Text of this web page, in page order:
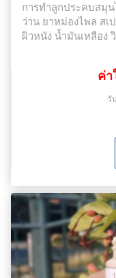
การทำลูกประคบสมุ
ว่าน ยาหม่องไพล สเ
ผิวหนัง น้ำมันเหลือง
ค่า
วั